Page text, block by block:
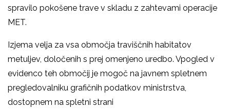
spravilo pokošene trave v skladu z zahtevami operacije
MET.
Izjema velja za vsa območja traviščnih habitatov
metuljev, določenih s prej omenjeno uredbo. Vpogled v
evidenco teh območij je mogoč na javnem spletnem
pregledovalniku grafičnih podatkov ministrstva,
dostopnem na spletni strani